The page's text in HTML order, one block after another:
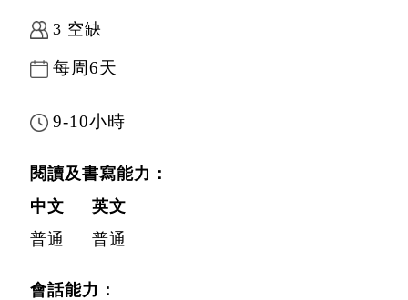
3 空缺
每周6天
9-10小時
閱讀及書寫能力：
中文
普通
英文
普通
會話能力：